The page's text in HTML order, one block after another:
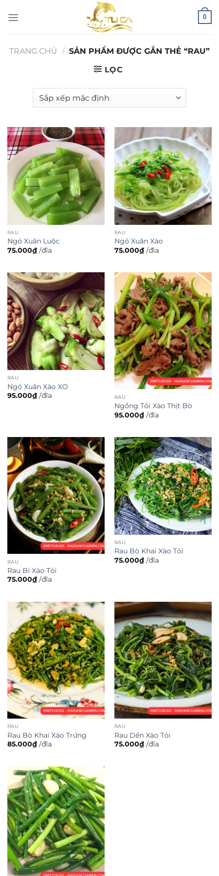
đến
0
TRANG CHỦ / SẢN PHẨM ĐƯỢC GẮN THẺ “RAU”
LỌC
RAU
Ngó Xuân Luộc
75.000₫ /đĩa
RAU
Ngó Xuân Xào
75.000₫ /đĩa
RAU
Ngó Xuân Xào XO
95.000₫ /đĩa RAU
Ngồng Tỏi Xào Thịt Bò
95.000₫ /đĩa
RAU
Rau Bí Xào Tỏi
75.000₫ /đĩa
RAU
Rau Bò Khai Xào Tỏi
75.000₫ /đĩa
RAU
Rau Bò Khai Xào Trứng
85.000₫ /đĩa
RAU
Rau Dền Xào Tỏi
75.000₫ /đĩa